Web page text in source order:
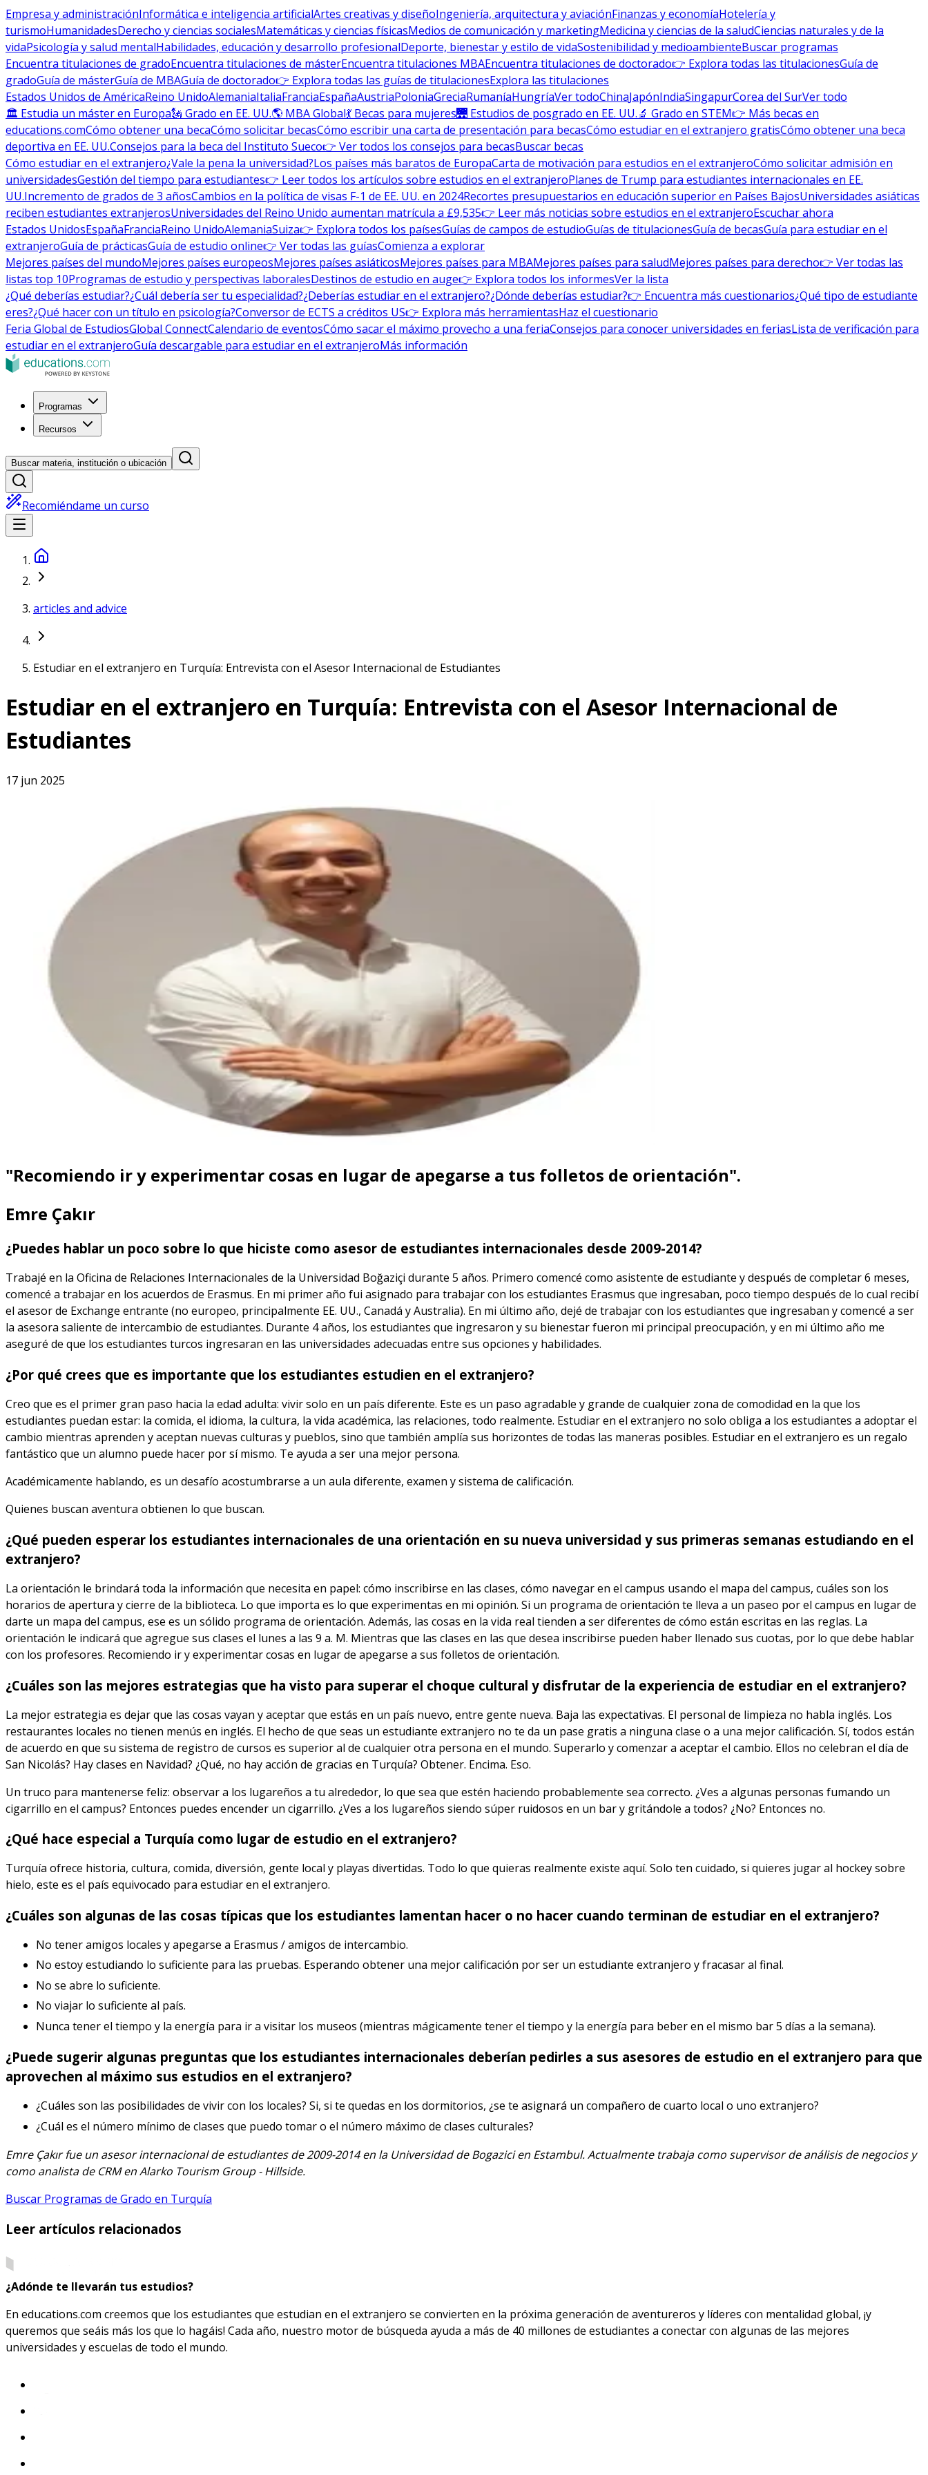
Empresa y administraciónInformática e inteligencia artificialArtes creativas y diseñoIngeniería, arquitectura y aviaciónFinanzas y economíaHotelería y
turismoHumanidadesDerecho y ciencias socialesMatemáticas y ciencias físicasMedios de comunicación y marketingMedicina y ciencias de la saludCiencias naturales y de la
vidaPsicología y salud mentalHabilidades, educación y desarrollo profesionalDeporte, bienestar y estilo de vidaSostenibilidad y medioambienteBuscar programas
Encuentra titulaciones de gradoEncuentra titulaciones de másterEncuentra titulaciones MBAEncuentra titulaciones de doctorado👉 Explora todas las titulacionesGuía de
gradoGuía de másterGuía de MBAGuía de doctorado👉 Explora todas las guías de titulacionesExplora las titulaciones
Estados Unidos de AméricaReino UnidoAlemaniaItaliaFranciaEspañaAustriaPoloniaGreciaRumaníaHungríaVer todoChinaJapónIndiaSingapurCorea del SurVer todo
🏛 Estudia un máster en Europa🗽 Grado en EE. UU.🌎 MBA Global💃 Becas para mujeres🌉 Estudios de posgrado en EE. UU.🔬 Grado en STEM👉 Más becas en
educations.comCómo obtener una becaCómo solicitar becasCómo escribir una carta de presentación para becasCómo estudiar en el extranjero gratisCómo obtener una beca
deportiva en EE. UU.Consejos para la beca del Instituto Sueco👉 Ver todos los consejos para becasBuscar becas
Cómo estudiar en el extranjero¿Vale la pena la universidad?Los países más baratos de EuropaCarta de motivación para estudios en el extranjeroCómo solicitar admisión en
universidadesGestión del tiempo para estudiantes👉 Leer todos los artículos sobre estudios en el extranjeroPlanes de Trump para estudiantes internacionales en EE.
UU.Incremento de grados de 3 añosCambios en la política de visas F-1 de EE. UU. en 2024Recortes presupuestarios en educación superior en Países BajosUniversidades asiáticas
reciben estudiantes extranjerosUniversidades del Reino Unido aumentan matrícula a £9,535👉 Leer más noticias sobre estudios en el extranjeroEscuchar ahora
Estados UnidosEspañaFranciaReino UnidoAlemaniaSuiza👉 Explora todos los paísesGuías de campos de estudioGuías de titulacionesGuía de becasGuía para estudiar en el
extranjeroGuía de prácticasGuía de estudio online👉 Ver todas las guíasComienza a explorar
Mejores países del mundoMejores países europeosMejores países asiáticosMejores países para MBAMejores países para saludMejores países para derecho👉 Ver todas las
listas top 10Programas de estudio y perspectivas laboralesDestinos de estudio en auge👉 Explora todos los informesVer la lista
¿Qué deberías estudiar?¿Cuál debería ser tu especialidad?¿Deberías estudiar en el extranjero?¿Dónde deberías estudiar?👉 Encuentra más cuestionarios¿Qué tipo de estudiante
eres?¿Qué hacer con un título en psicología?Conversor de ECTS a créditos US👉 Explora más herramientasHaz el cuestionario
Feria Global de EstudiosGlobal ConnectCalendario de eventosCómo sacar el máximo provecho a una feriaConsejos para conocer universidades en feriasLista de verificación para
estudiar en el extranjeroGuía descargable para estudiar en el extranjeroMás información
Programas
Recursos
Buscar materia, institución o ubicación
Recomiéndame un curso
articles and advice
Estudiar en el extranjero en Turquía: Entrevista con el Asesor Internacional de Estudiantes
Estudiar en el extranjero en Turquía: Entrevista con el Asesor Internacional de
Estudiantes
17 jun 2025
"Recomiendo ir y experimentar cosas en lugar de apegarse a tus folletos de orientación".
Emre Çakır
¿Puedes hablar un poco sobre lo que hiciste como asesor de estudiantes internacionales desde 2009-2014?
Trabajé en la Oficina de Relaciones Internacionales de la Universidad Boğaziçi durante 5 años. Primero comencé como asistente de estudiante y después de completar 6 meses,
comencé a trabajar en los acuerdos de Erasmus. En mi primer año fui asignado para trabajar con los estudiantes Erasmus que ingresaban, poco tiempo después de lo cual recibí
el asesor de Exchange entrante (no europeo, principalmente EE. UU., Canadá y Australia). En mi último año, dejé de trabajar con los estudiantes que ingresaban y comencé a ser
la asesora saliente de intercambio de estudiantes. Durante 4 años, los estudiantes que ingresaron y su bienestar fueron mi principal preocupación, y en mi último año me
aseguré de que los estudiantes turcos ingresaran en las universidades adecuadas entre sus opciones y habilidades.
¿Por qué crees que es importante que los estudiantes estudien en el extranjero?
Creo que es el primer gran paso hacia la edad adulta: vivir solo en un país diferente. Este es un paso agradable y grande de cualquier zona de comodidad en la que los
estudiantes puedan estar: la comida, el idioma, la cultura, la vida académica, las relaciones, todo realmente. Estudiar en el extranjero no solo obliga a los estudiantes a adoptar el
cambio mientras aprenden y aceptan nuevas culturas y pueblos, sino que también amplía sus horizontes de todas las maneras posibles. Estudiar en el extranjero es un regalo
fantástico que un alumno puede hacer por sí mismo. Te ayuda a ser una mejor persona.
Académicamente hablando, es un desafío acostumbrarse a un aula diferente, examen y sistema de calificación.
Quienes buscan aventura obtienen lo que buscan.
¿Qué pueden esperar los estudiantes internacionales de una orientación en su nueva universidad y sus primeras semanas estudiando en el
extranjero?
La orientación le brindará toda la información que necesita en papel: cómo inscribirse en las clases, cómo navegar en el campus usando el mapa del campus, cuáles son los
horarios de apertura y cierre de la biblioteca. Lo que importa es lo que experimentas en mi opinión. Si un programa de orientación te lleva a un paseo por el campus en lugar de
darte un mapa del campus, ese es un sólido programa de orientación. Además, las cosas en la vida real tienden a ser diferentes de cómo están escritas en las reglas. La
orientación le indicará que agregue sus clases el lunes a las 9 a. M. Mientras que las clases en las que desea inscribirse pueden haber llenado sus cuotas, por lo que debe hablar
con los profesores. Recomiendo ir y experimentar cosas en lugar de apegarse a sus folletos de orientación.
¿Cuáles son las mejores estrategias que ha visto para superar el choque cultural y disfrutar de la experiencia de estudiar en el extranjero?
La mejor estrategia es dejar que las cosas vayan y aceptar que estás en un país nuevo, entre gente nueva. Baja las expectativas. El personal de limpieza no habla inglés. Los
restaurantes locales no tienen menús en inglés. El hecho de que seas un estudiante extranjero no te da un pase gratis a ninguna clase o a una mejor calificación. Sí, todos están
de acuerdo en que su sistema de registro de cursos es superior al de cualquier otra persona en el mundo. Superarlo y comenzar a aceptar el cambio. Ellos no celebran el día de
San Nicolás? Hay clases en Navidad? ¿Qué, no hay acción de gracias en Turquía? Obtener. Encima. Eso.
Un truco para mantenerse feliz: observar a los lugareños a tu alrededor, lo que sea que estén haciendo probablemente sea correcto. ¿Ves a algunas personas fumando un
cigarrillo en el campus? Entonces puedes encender un cigarrillo. ¿Ves a los lugareños siendo súper ruidosos en un bar y gritándole a todos? ¿No? Entonces no.
¿Qué hace especial a Turquía como lugar de estudio en el extranjero?
Turquía ofrece historia, cultura, comida, diversión, gente local y playas divertidas. Todo lo que quieras realmente existe aquí. Solo ten cuidado, si quieres jugar al hockey sobre
hielo, este es el país equivocado para estudiar en el extranjero.
¿Cuáles son algunas de las cosas típicas que los estudiantes lamentan hacer o no hacer cuando terminan de estudiar en el extranjero?
No tener amigos locales y apegarse a Erasmus / amigos de intercambio.
No estoy estudiando lo suficiente para las pruebas. Esperando obtener una mejor calificación por ser un estudiante extranjero y fracasar al final.
No se abre lo suficiente.
No viajar lo suficiente al país.
Nunca tener el tiempo y la energía para ir a visitar los museos (mientras mágicamente tener el tiempo y la energía para beber en el mismo bar 5 días a la semana).
¿Puede sugerir algunas preguntas que los estudiantes internacionales deberían pedirles a sus asesores de estudio en el extranjero para que
aprovechen al máximo sus estudios en el extranjero?
¿Cuáles son las posibilidades de vivir con los locales? Si, si te quedas en los dormitorios, ¿se te asignará un compañero de cuarto local o uno extranjero?
¿Cuál es el número mínimo de clases que puedo tomar o el número máximo de clases culturales?
Emre Çakır fue un asesor internacional de estudiantes de 2009-2014 en la Universidad de Bogazici en Estambul. Actualmente trabaja como supervisor de análisis de negocios y
como analista de CRM en Alarko Tourism Group - Hillside.
Buscar Programas de Grado en Turquía
Leer artículos relacionados
¿Adónde te llevarán tus estudios?
En educations.com creemos que los estudiantes que estudian en el extranjero se convierten en la próxima generación de aventureros y líderes con mentalidad global, ¡y
queremos que seáis más los que lo hagáis! Cada año, nuestro motor de búsqueda ayuda a más de 40 millones de estudiantes a conectar con algunas de las mejores
universidades y escuelas de todo el mundo.